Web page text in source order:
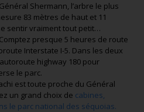
Shermann, l’arbre le plus
83 mètres de haut et 11
sentir vraiment tout petit…
presque 5 heures de route
Interstate I-5. Dans les deux
highway 180 pour
le parc.
est toute proche du Général
un grand choix de cabines,
le parc national des séquoias.